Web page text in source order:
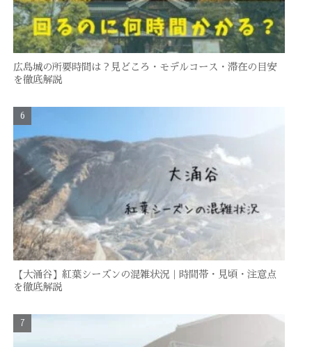
広島城の所要時間は？見どころ・モデルコース・滞在の目安
を徹底解説
【大涌谷】紅葉シーズンの混雑状況｜時間帯・見頃・注意点
を徹底解説